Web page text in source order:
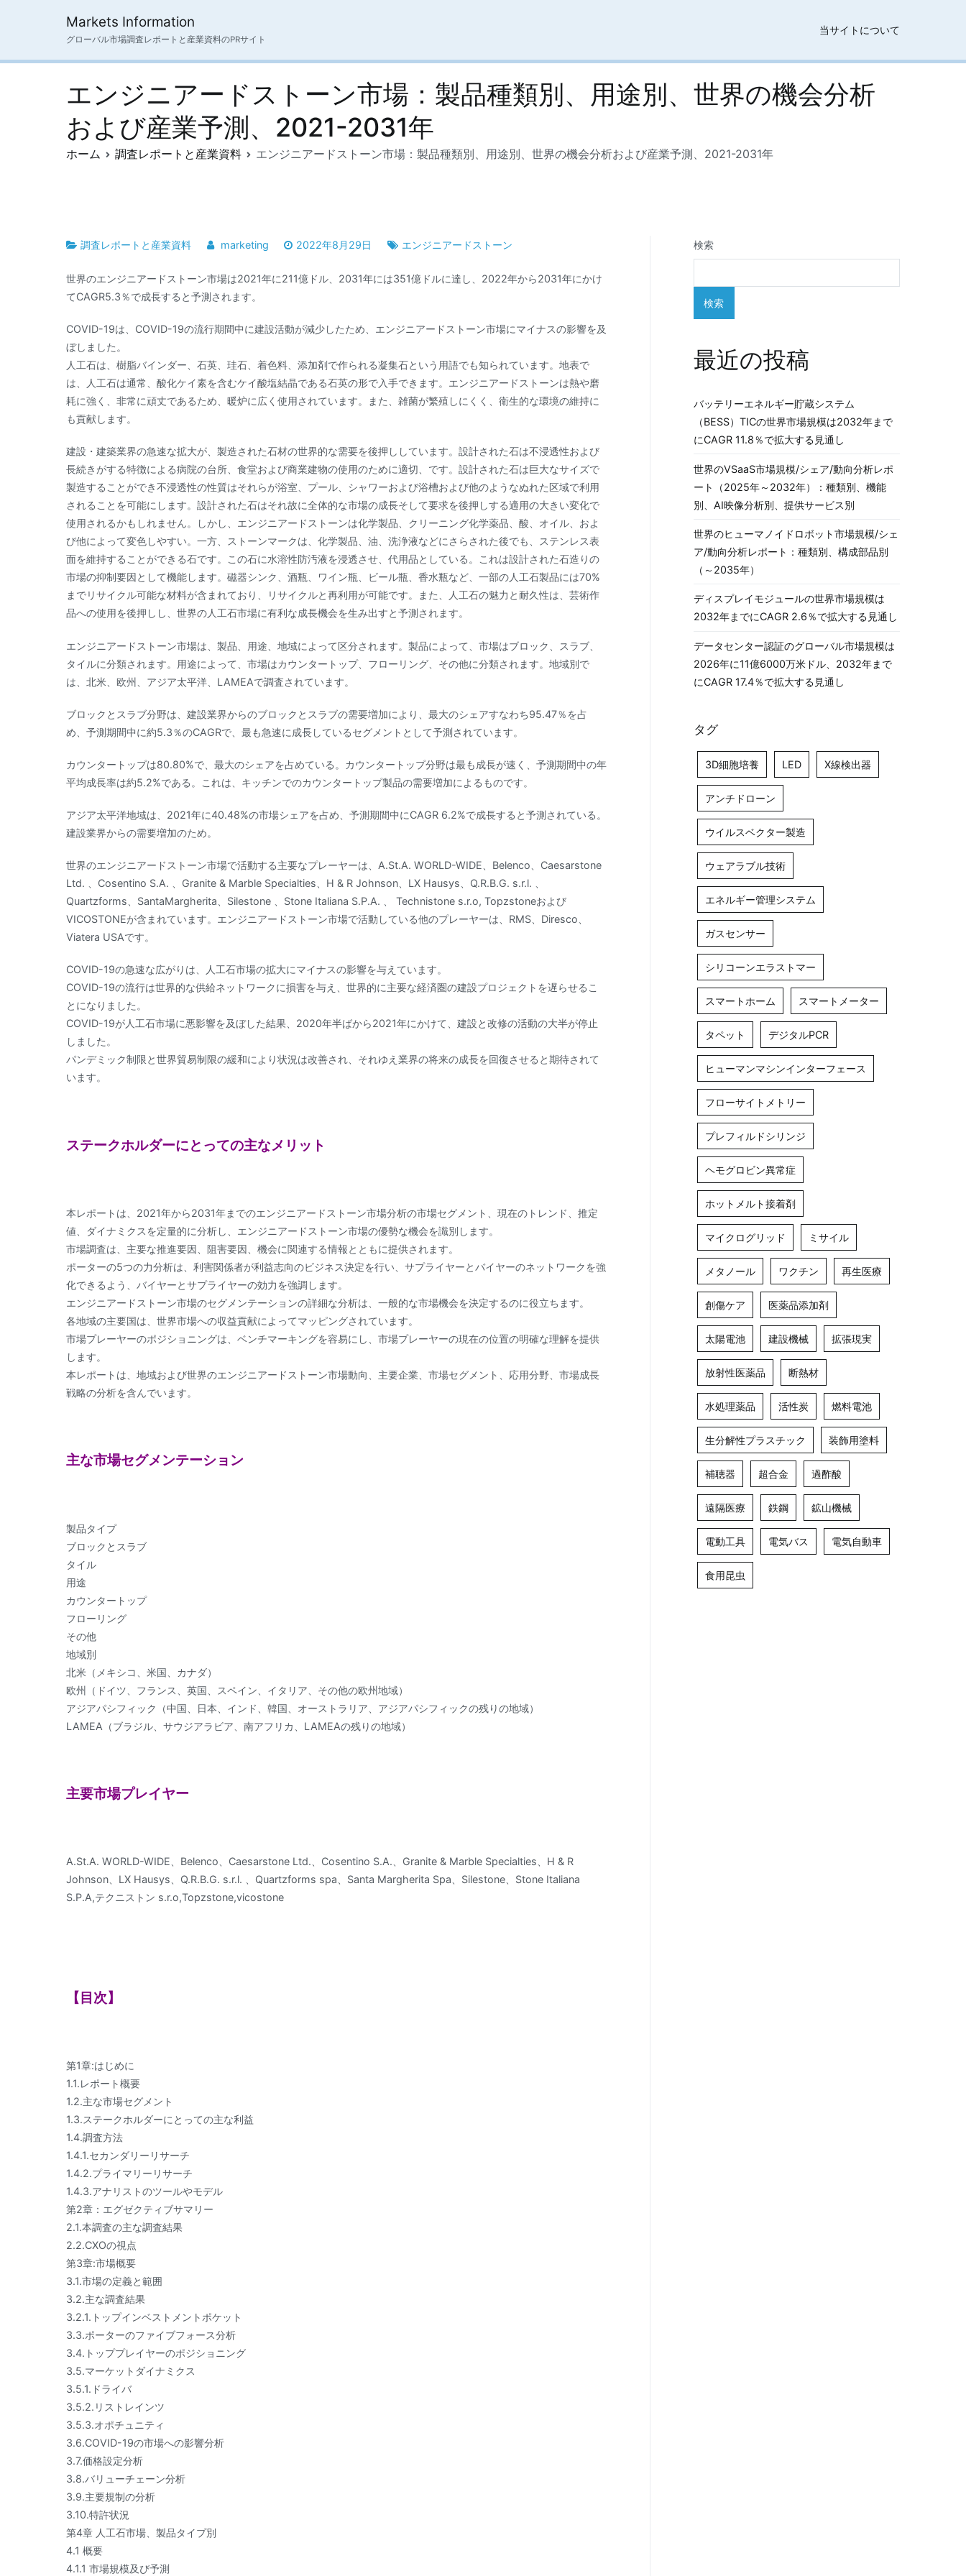
ス
Markets Information
グローバル市場調査レポートと産業資料のPRサイト
当サイトについて
エンジニアードストーン市場：製品種類別、用途別、世界の機会分析
および産業予測、2021-2031年
ホーム 調査レポートと産業資料 エンジニアードストーン市場：製品種類別、用途別、世界の機会分析および産業予測、2021-2031年
調査レポートと産業資料 marketing 2022年8月29日 エンジニアードストーン
世界のエンジニアードストーン市場は2021年に211億ドル、2031年には351億ドルに達し、2022年から2031年にかけ
てCAGR5.3％で成長すると予測されます。
COVID-19は、COVID-19の流行期間中に建設活動が減少したため、エンジニアードストーン市場にマイナスの影響を及
ぼしました。
人工石は、樹脂バインダー、石英、珪石、着色料、添加剤で作られる凝集石という用語でも知られています。地表で
は、人工石は通常、酸化ケイ素を含むケイ酸塩結晶である石英の形で入手できます。エンジニアードストーンは熱や磨
耗に強く、非常に頑丈であるため、暖炉に広く使用されています。また、雑菌が繁殖しにくく、衛生的な環境の維持に
も貢献します。
建設・建築業界の急速な拡大が、製造された石材の世界的な需要を後押ししています。設計された石は不浸透性および
長続きがする特徴による病院の台所、食堂および商業建物の使用のために適切、です。設計された石は巨大なサイズで
製造することができ不浸透性の性質はそれらが浴室、プール、シャワーおよび浴槽および他のようなぬれた区域で利用
されることを可能にします。設計された石はそれ故に全体的な市場の成長そして要求を後押しする適用の大きい変化で
使用されるかもしれません。しかし、エンジニアードストーンは化学製品、クリーニング化学薬品、酸、オイル、およ
び他によって変色しやすい。一方、ストーンマークは、化学製品、油、洗浄液などにさらされた後でも、ステンレス表
面を維持することができる石です。この石に水溶性防汚液を浸透させ、代用品としている。これは設計された石造りの
市場の抑制要因として機能します。磁器シンク、酒瓶、ワイン瓶、ビール瓶、香水瓶など、一部の人工石製品には70%
までリサイクル可能な材料が含まれており、リサイクルと再利用が可能です。また、人工石の魅力と耐久性は、芸術作
品への使用を後押しし、世界の人工石市場に有利な成長機会を生み出すと予測されます。
エンジニアードストーン市場は、製品、用途、地域によって区分されます。製品によって、市場はブロック、スラブ、
タイルに分類されます。用途によって、市場はカウンタートップ、フローリング、その他に分類されます。地域別で
は、北米、欧州、アジア太平洋、LAMEAで調査されています。
ブロックとスラブ分野は、建設業界からのブロックとスラブの需要増加により、最大のシェアすなわち95.47％を占
め、予測期間中に約5.3％のCAGRで、最も急速に成長しているセグメントとして予測されています。
カウンタートップは80.80%で、最大のシェアを占めている。カウンタートップ分野は最も成長が速く、予測期間中の年
平均成長率は約5.2%である。これは、キッチンでのカウンタートップ製品の需要増加によるものです。
アジア太平洋地域は、2021年に40.48%の市場シェアを占め、予測期間中にCAGR 6.2%で成長すると予測されている。
建設業界からの需要増加のため。
世界のエンジニアードストーン市場で活動する主要なプレーヤーは、A.St.A. WORLD-WIDE、Belenco、Caesarstone
Ltd. 、Cosentino S.A. 、Granite & Marble Specialties、H & R Johnson、LX Hausys、Q.R.B.G. s.r.l. 、
Quartzforms、SantaMargherita、Silestone 、Stone Italiana S.P.A. 、 Technistone s.r.o, Topzstoneおよび
VICOSTONEが含まれています。エンジニアードストーン市場で活動している他のプレーヤーは、RMS、Diresco、
Viatera USAです。
COVID-19の急速な広がりは、人工石市場の拡大にマイナスの影響を与えています。
COVID-19の流行は世界的な供給ネットワークに損害を与え、世界的に主要な経済圏の建設プロジェクトを遅らせるこ
とになりました。
COVID-19が人工石市場に悪影響を及ぼした結果、2020年半ばから2021年にかけて、建設と改修の活動の大半が停止
しました。
パンデミック制限と世界貿易制限の緩和により状況は改善され、それゆえ業界の将来の成長を回復させると期待されて
います。
ステークホルダーにとっての主なメリット
本レポートは、2021年から2031年までのエンジニアードストーン市場分析の市場セグメント、現在のトレンド、推定
値、ダイナミクスを定量的に分析し、エンジニアードストーン市場の優勢な機会を識別します。
市場調査は、主要な推進要因、阻害要因、機会に関連する情報とともに提供されます。
ポーターの5つの力分析は、利害関係者が利益志向のビジネス決定を行い、サプライヤーとバイヤーのネットワークを強
化できるよう、バイヤーとサプライヤーの効力を強調します。
エンジニアードストーン市場のセグメンテーションの詳細な分析は、一般的な市場機会を決定するのに役立ちます。
各地域の主要国は、世界市場への収益貢献によってマッピングされています。
市場プレーヤーのポジショニングは、ベンチマーキングを容易にし、市場プレーヤーの現在の位置の明確な理解を提供
します。
本レポートは、地域および世界のエンジニアードストーン市場動向、主要企業、市場セグメント、応用分野、市場成長
戦略の分析を含んでいます。
主な市場セグメンテーション
製品タイプ
ブロックとスラブ
タイル
用途
カウンタートップ
フローリング
その他
地域別
北米（メキシコ、米国、カナダ）
欧州（ドイツ、フランス、英国、スペイン、イタリア、その他の欧州地域）
アジアパシフィック（中国、日本、インド、韓国、オーストラリア、アジアパシフィックの残りの地域）
LAMEA（ブラジル、サウジアラビア、南アフリカ、LAMEAの残りの地域）
主要市場プレイヤー
A.St.A. WORLD-WIDE、Belenco、Caesarstone Ltd.、Cosentino S.A.、Granite & Marble Specialties、H & R
Johnson、LX Hausys、Q.R.B.G. s.r.l. 、Quartzforms spa、Santa Margherita Spa、Silestone、Stone Italiana
S.P.A,テクニストン s.r.o,Topzstone,vicostone
【目次】
第1章:はじめに
1.1.レポート概要
1.2.主な市場セグメント
1.3.ステークホルダーにとっての主な利益
1.4.調査方法
1.4.1.セカンダリーリサーチ
1.4.2.プライマリーリサーチ
1.4.3.アナリストのツールやモデル
第2章：エグゼクティブサマリー
2.1.本調査の主な調査結果
2.2.CXOの視点
第3章:市場概要
3.1.市場の定義と範囲
3.2.主な調査結果
3.2.1.トップインベストメントポケット
3.3.ポーターのファイブフォース分析
3.4.トッププレイヤーのポジショニング
3.5.マーケットダイナミクス
3.5.1.ドライバ
3.5.2.リストレインツ
3.5.3.オポチュニティ
3.6.COVID-19の市場への影響分析
3.7.価格設定分析
3.8.バリューチェーン分析
3.9.主要規制の分析
3.10.特許状況
第4章 人工石市場、製品タイプ別
4.1 概要
4.1.1 市場規模及び予測
検索
検索
最近の投稿
バッテリーエネルギー貯蔵システム
（BESS）TICの世界市場規模は2032年まで
にCAGR 11.8％で拡大する見通し
世界のVSaaS市場規模/シェア/動向分析レポ
ート（2025年～2032年）：種類別、機能
別、AI映像分析別、提供サービス別
世界のヒューマノイドロボット市場規模/シェ
ア/動向分析レポート：種類別、構成部品別
（～2035年）
ディスプレイモジュールの世界市場規模は
2032年までにCAGR 2.6％で拡大する見通し
データセンター認証のグローバル市場規模は
2026年に11億6000万米ドル、2032年まで
にCAGR 17.4％で拡大する見通し
タグ
3D細胞培養 LED X線検出器
アンチドローン
ウイルスベクター製造
ウェアラブル技術
エネルギー管理システム
ガスセンサー
シリコーンエラストマー
スマートホーム スマートメーター
タペット デジタルPCR
ヒューマンマシンインターフェース
フローサイトメトリー
プレフィルドシリンジ
ヘモグロビン異常症
ホットメルト接着剤
マイクログリッド ミサイル
メタノール ワクチン 再生医療
創傷ケア 医薬品添加剤
太陽電池 建設機械 拡張現実
放射性医薬品 断熱材
水処理薬品 活性炭 燃料電池
生分解性プラスチック 装飾用塗料
補聴器 超合金 過酢酸
遠隔医療 鉄鋼 鉱山機械
電動工具 電気バス 電気自動車
食用昆虫